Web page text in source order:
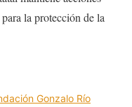
la protección de la
Gonzalo Río